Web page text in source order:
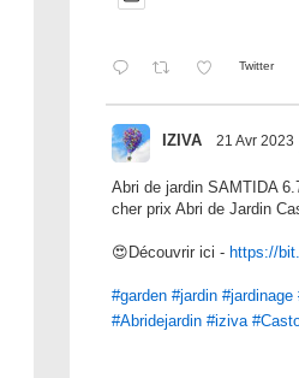
Twitter
IZIVA 21 Avr 2023
Abri de jardin SAMTIDA
cher prix Abri de Jardin
😍Découvrir ici - https://
#garden #jardin #jardinage
#Abridejardin #iziva